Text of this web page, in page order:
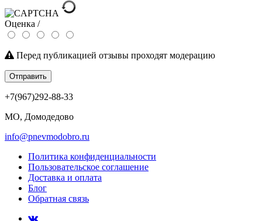
Оценка /
Перед публикацией отзывы проходят модерацию
Отправить
+7(967)292-88-33
МО, Домодедово
info@pnevmodobro.ru
Политика конфиденциальности
Пользовательское соглашение
Доставка и оплата
Блог
Обратная связь